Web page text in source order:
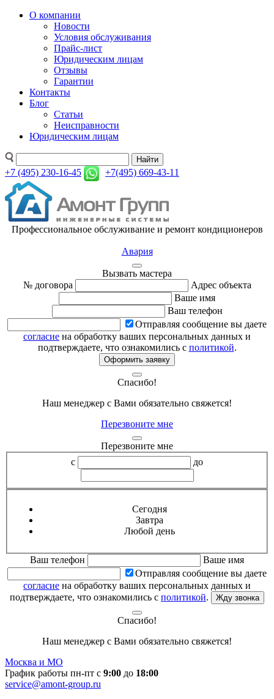
О компании
Новости
Условия обслуживания
Прайс-лист
Юридическим лицам
Отзывы
Гарантии
Контакты
Блог
Статьи
Неисправности
Юридическим лицам
Найти
+7 (495) 230-16-45 +7(495) 669-43-11
Профессиональное обслуживание и ремонт кондиционеров
Авария
Вызвать мастера
№ договора
Адрес объекта
Ваше имя
Ваш телефон
Отправляя сообщение вы даете
согласие на обработку ваших персональных данных и
подтверждаете, что ознакомились с политикой.
Оформить заявку
Спасибо!
Наш менеджер с Вами обязательно свяжется!
Перезвоните мне
Перезвоните мне
с
до
Сегодня
Завтра
Любой день
Ваш телефон
Ваше имя
Отправляя сообщение вы даете
согласие на обработку ваших персональных данных и
подтверждаете, что ознакомились с политикой. Жду звонка
Спасибо!
Наш менеджер с Вами обязательно свяжется!
Москва и МО
График работы пн-пт с 9:00 до 18:00
service@amont-group.ru